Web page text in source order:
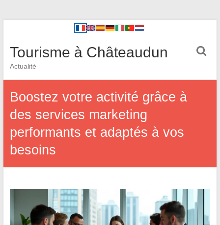
Tourisme à Châteaudun
Actualité
Boostez votre activité grâce à
des services marketing
performants et adaptés à vos
besoins